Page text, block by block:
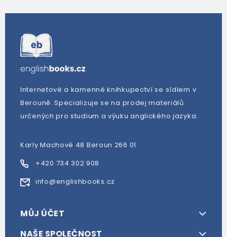
Internetové a kamenné knihkupectví se sídlem v
Berouně. Specializuje se na prodej materiálů
určených pro studium a výuku anglického jazyka.
Karly Machové 48 Beroun 266 01
+420 734 302 908
info@englishbooks.cz
MŮJ ÚČET
NAŠE SPOLEČNOST